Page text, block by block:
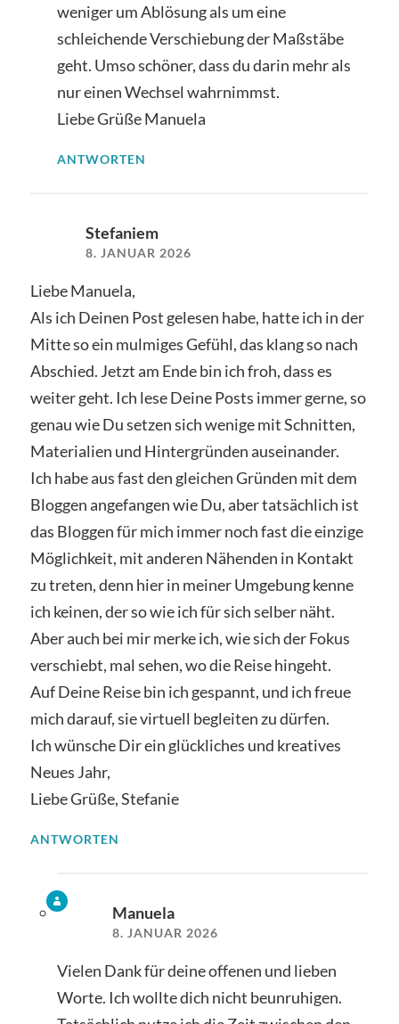
weniger um Ablösung als um eine
schleichende Verschiebung der Maßstäbe
geht. Umso schöner, dass du darin mehr als
nur einen Wechsel wahrnimmst.
Liebe Grüße Manuela
ANTWORTEN
Stefaniem
8. JANUAR 2026
Liebe Manuela,
Als ich Deinen Post gelesen habe, hatte ich in der
Mitte so ein mulmiges Gefühl, das klang so nach
Abschied. Jetzt am Ende bin ich froh, dass es
weiter geht. Ich lese Deine Posts immer gerne, so
genau wie Du setzen sich wenige mit Schnitten,
Materialien und Hintergründen auseinander.
Ich habe aus fast den gleichen Gründen mit dem
Bloggen angefangen wie Du, aber tatsächlich ist
das Bloggen für mich immer noch fast die einzige
Möglichkeit, mit anderen Nähenden in Kontakt
zu treten, denn hier in meiner Umgebung kenne
ich keinen, der so wie ich für sich selber näht.
Aber auch bei mir merke ich, wie sich der Fokus
verschiebt, mal sehen, wo die Reise hingeht.
Auf Deine Reise bin ich gespannt, und ich freue
mich darauf, sie virtuell begleiten zu dürfen.
Ich wünsche Dir ein glückliches und kreatives
Neues Jahr,
Liebe Grüße, Stefanie
ANTWORTEN
Manuela
8. JANUAR 2026
Vielen Dank für deine offenen und lieben
Worte. Ich wollte dich nicht beunruhigen.